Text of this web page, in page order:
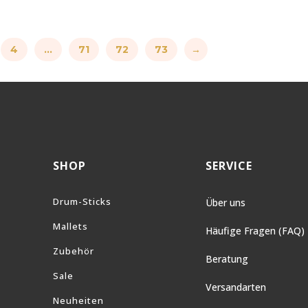
4 … 71 72 73 →
SHOP
Drum-Sticks
Mallets
Zubehör
Sale
Neuheiten
SERVICE
Über uns
Häufige Fragen (FAQ)
Beratung
Versandarten